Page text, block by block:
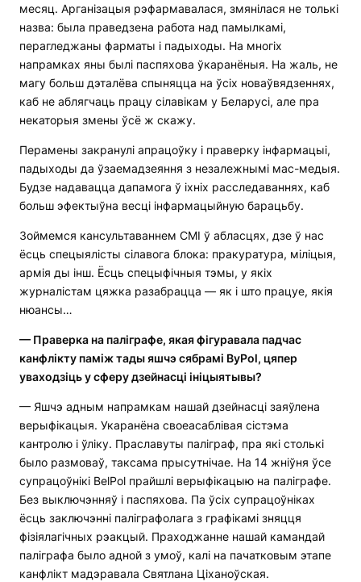
месяц. Арганізацыя рэфармавалася, змянілася не толькі
назва: была праведзена работа над памылкамі,
перагледжаны фарматы і падыходы. На многіх
напрамках яны былі паспяхова ўкаранёныя. На жаль, не
магу больш дэталёва спыняцца на ўсіх новаўвядзеннях,
каб не аблягчаць працу сілавікам у Беларусі, але пра
некаторыя змены ўсё ж скажу.
Перамены закранулі апрацоўку і праверку інфармацыі,
падыходы да ўзаемадзеяння з незалежнымі мас-медыя.
Будзе надавацца дапамога ў іхніх расследаваннях, каб
больш эфектыўна весці інфармацыйную барацьбу.
Зоймемся кансультаваннем СМІ ў абласцях, дзе ў нас
ёсць спецыялісты сілавога блока: пракуратура, міліцыя,
армія ды інш. Ёсць спецыфічныя тэмы, у якіх
журналістам цяжка разабрацца — як і што працуе, якія
нюансы…
— Праверка на паліграфе, якая фігуравала падчас
канфлікту паміж тады яшчэ сябрамі ByPol, цяпер
уваходзіць у сферу дзейнасці ініцыятывы?
— Яшчэ адным напрамкам нашай дзейнасці заяўлена
верыфікацыя. Укаранёна своеасаблівая сістэма
кантролю і ўліку. Праславуты паліграф, пра які столькі
было размоваў, таксама прысутнічае. На 14 жніўня ўсе
супрацоўнікі BelPol прайшлі верыфікацыю на паліграфе.
Без выключэнняў і паспяхова. Па ўсіх супрацоўніках
ёсць заключэнні паліграфолага з графікамі зняцця
фізіялагічных рэакцый. Праходжанне нашай камандай
паліграфа было адной з умоў, калі на пачатковым этапе
канфлікт мадэравала Святлана Ціханоўская.